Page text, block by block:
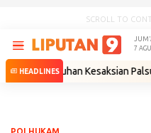
SCROLL TO
7
HEADLINES
Tuduhan Kesaksian Palsu,